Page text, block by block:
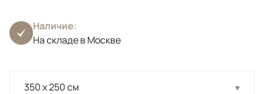
Наличие:
На складе в Москве
350 x 250 см